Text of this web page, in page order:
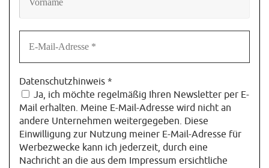
Datenschutzhinweis *
Ja, ich möchte regelmäßig Ihren Newsletter per E-
Mail erhalten. Meine E-Mail-Adresse wird nicht an
andere Unternehmen weitergegeben. Diese
Einwilligung zur Nutzung meiner E-Mail-Adresse für
Werbezwecke kann ich jederzeit, durch eine
Nachricht an die aus dem Impressum ersichtliche